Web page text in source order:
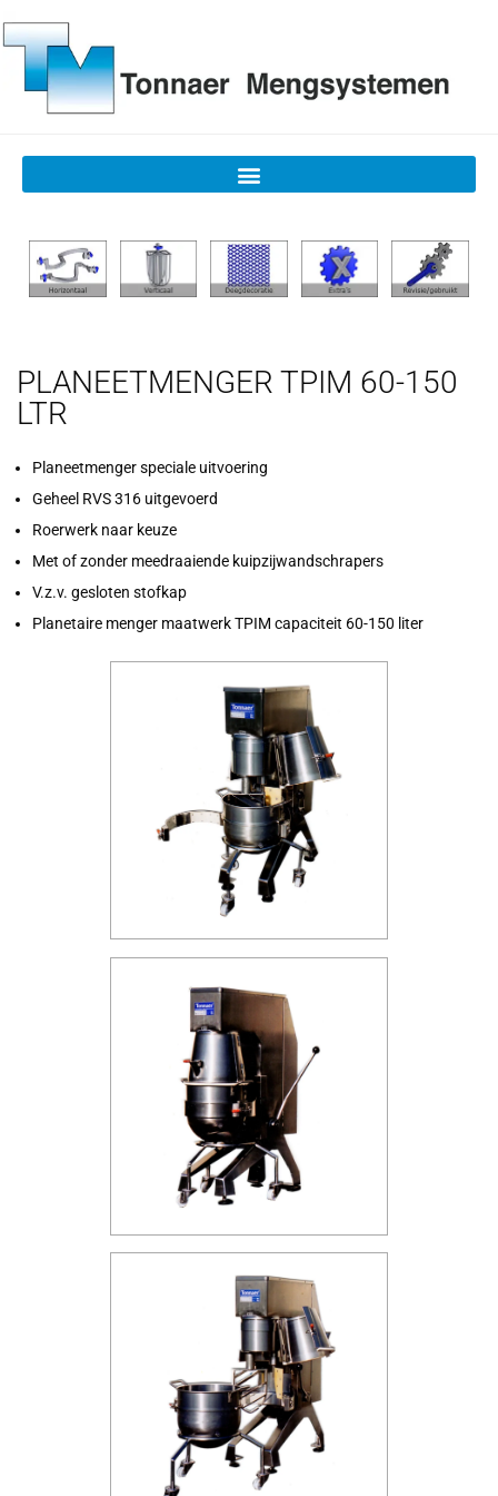
PLANEETMENGER TPIM 60-150
LTR
Planeetmenger speciale uitvoering
Geheel RVS 316 uitgevoerd
Roerwerk naar keuze
Met of zonder meedraaiende kuipzijwandschrapers
V.z.v. gesloten stofkap
Planetaire menger maatwerk TPIM capaciteit 60-150 liter